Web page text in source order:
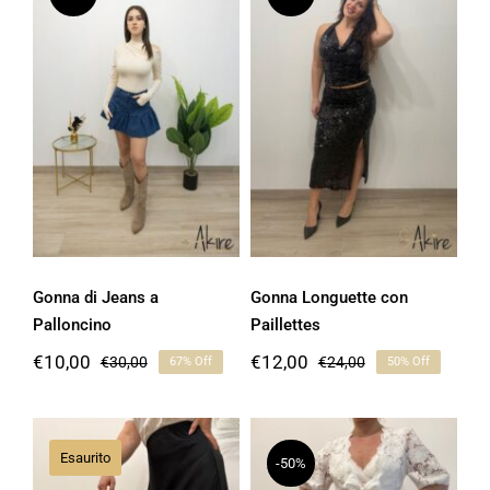
Gonna di Jeans a
Palloncino
Gonna di Jeans a
Palloncino
€30,00Il
originale
era:
€30,00.
€10,00
Il
attuale
è:
€10,00.
67% Off
Gonna Longuette
con Paillettes
Gonna Longuette con
Paillettes
€24,00Il
originale
era:
€24,00.
€12,00
Il
attuale
è:
€12,00.
50% Off
Esaurito -50%